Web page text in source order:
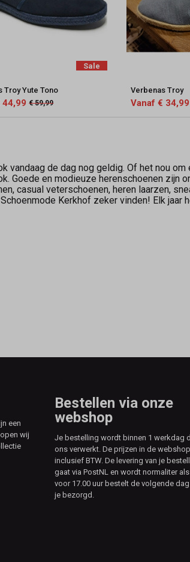
Sale
Troy Yute Tono
44,99 € 59,99
Verbenas Troy
Vanaf € 34,99
vandaag de dag nog geldig. Of het nou
Goede en modieuze herenschoenen zijn
casual veterschoenen, heren laarzen,
Kerkhof zeker vinden! Elk
een
wij
Bestellen via onze
webshop
Je bestelling wordt binnen 1 werkdag
ons verwerkt. De prijzen in de
inclusief BTW. De levering van je
gaat via PostNL en wordt normaliter
voor 17.00 uur bestelt de volgende
je bezorgd.